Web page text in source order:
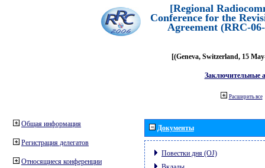
[Regional
Conference for the
Agreement (RRC-
[(Geneva, Switzerland, 15
Заключительные
Расширить все
Общая информация
Регистрация делегатов
Относящиеся конференции
Документы
Повестки дня (OJ)